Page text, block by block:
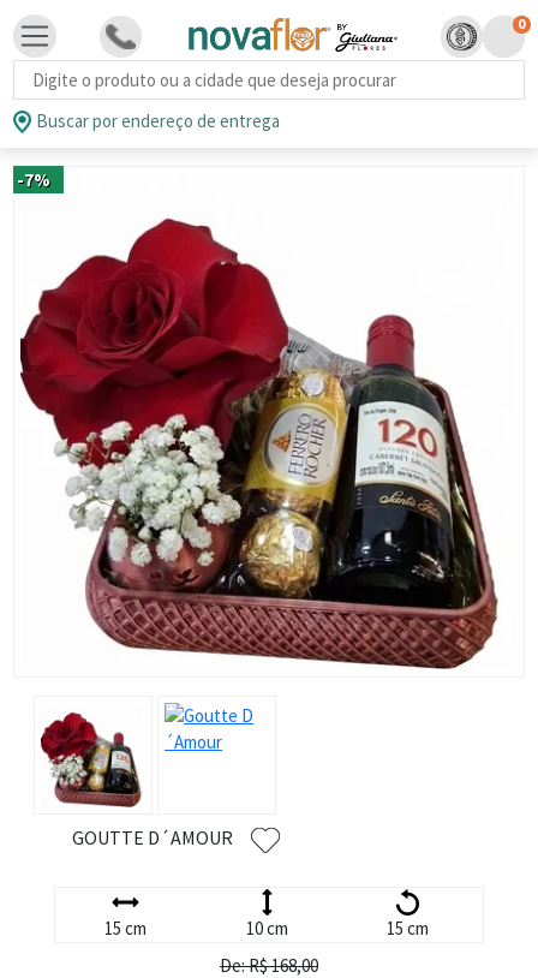
Busca de produtos
0
Buscar por endereço de entrega
-7%
GOUTTE D´AMOUR
15 cm 10 cm
15 cm
De: R$ 168,00